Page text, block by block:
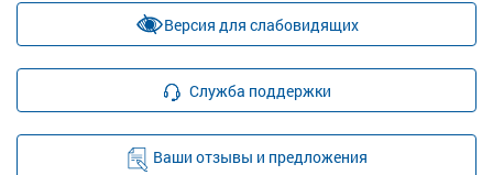
Версия для слабовидящих
Служба поддержки
Ваши отзывы и предложения